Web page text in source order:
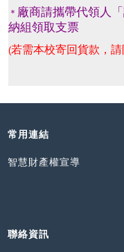
＊ 廠商請攜帶代領人
納組領取支票
(若需本校寄回貨款，
常用連結
智慧財產權宣導
聯絡資訊